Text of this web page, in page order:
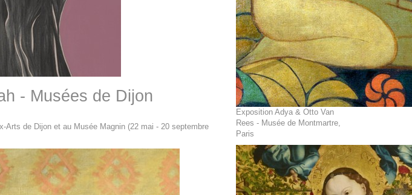
- Musées de Dijon
Arts de Dijon et au Musée Magnin (22 mai - 20 septembre
Exposition Adya & Otto Van
Rees - Musée de Montmartre,
Paris